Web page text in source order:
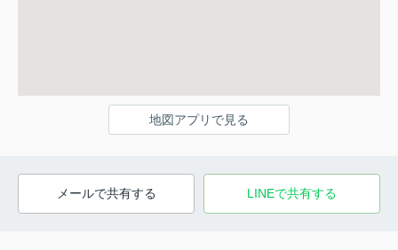
地図アプリで見る
メールで共有する LINEで共有する